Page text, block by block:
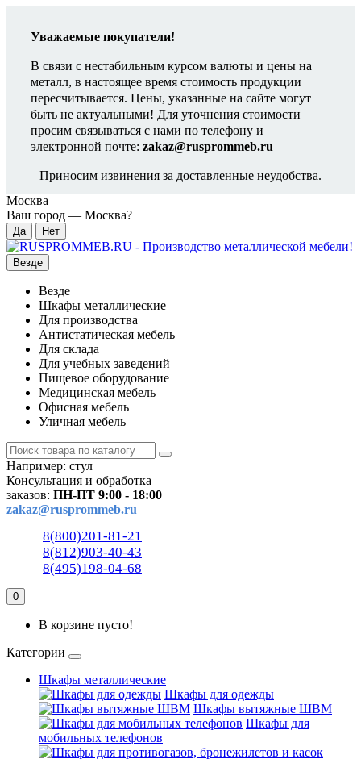
Уважаемые покупатели!
В связи с нестабильным курсом валюты и цены на
металл, в настоящее время стоимость продукции
пересчитывается. Цены, указанные на сайте могут
быть не актуальными! Для уточнения стоимости
просим связываться с нами по телефону и
электронной почте: zakaz@rusprommeb.ru
Приносим извинения за доставленные неудобства.
Москва
Ваш город — Москва?
Везде
Везде
Шкафы металлические
Для производства
Антистатическая мебель
Для склада
Для учебных заведений
Пищевое оборудование
Медицинская мебель
Офисная мебель
Уличная мебель
Например: стул
Консультация и обработка
заказов: ПН-ПТ 9:00 - 18:00
zakaz@rusprommeb.ru
8(800)201-81-21
8(812)903-40-43
8(495)198-04-68
0
В корзине пусто!
Категории
Шкафы металлические
Шкафы для одежды
Шкафы вытяжные ШВМ
Шкафы для
мобильных телефонов